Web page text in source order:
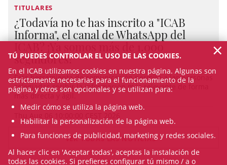
TITULARES
¿Todavía no te has inscrito a "ICAB
Informa", el canal de WhatsApp del
seguidores!
Esta herramienta de comunicación permite a las personas
colegiadas recibir la información más relevante de forma
más directa y ágil.
VER TODAS LAS NOTICIAS
TÚ PUEDES CONTROLAR EL USO DE LAS COOKIES.
En el ICAB utilizamos cookies en nuestra página. Algunas son
estrictamente necesarias para el funcionamiento de la
página, y otros son opcionales y se utilizan para:
Medir cómo se utiliza la página web.
Habilitar la personalización de la página web.
Para funciones de publicidad, marketing y redes sociales.
Al hacer clic en 'Aceptar todas', aceptas la instalación de
todas las cookies. Si prefieres configurar tú mismo / a o
×